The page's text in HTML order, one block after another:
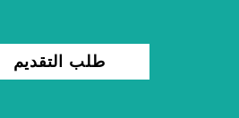
طلب التقديم